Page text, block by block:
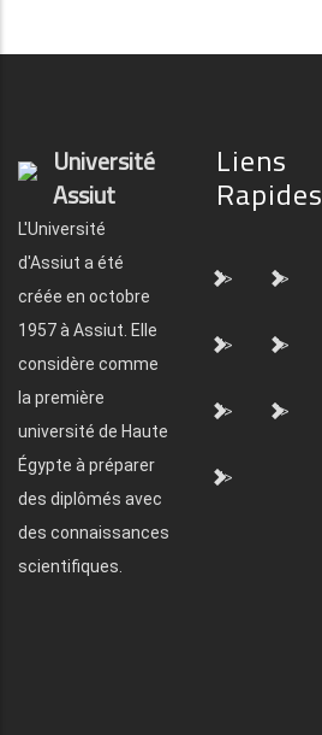
Université
Assiut
L'Université
d'Assiut a été
créée en octobre
1957 à Assiut. Elle
considère comme
la première
université de Haute
Égypte à préparer
des diplômés avec
des connaissances
scientifiques.
Liens
Rapides
"> ">
"> ">
"> ">
">